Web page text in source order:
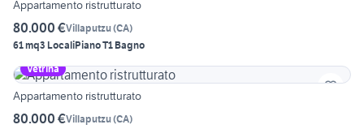
Appartamento ristrutturato
80.000 €Villaputzu(CA)
61 mq3 LocaliPiano T1 Bagno
Vetrina
Appartamento ristrutturato
80.000 €Villaputzu(CA)